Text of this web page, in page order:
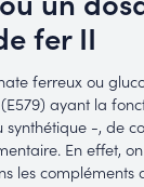
fer II
ferreux ou
ayant la
synthétique -, de
En effet,
les compléments